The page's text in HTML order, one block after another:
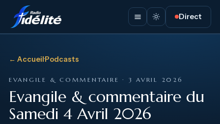
Direct
← Accueil·Podcasts
EVANGILE & COMMENTAIRE · 3 AVRIL 2026
Evangile & commentaire du
Samedi 4 Avril 2026